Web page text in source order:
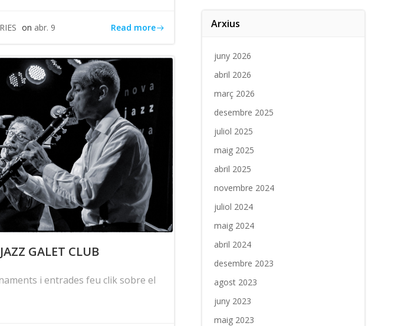
on abr. 9 Read more
GALET CLUB
i entrades feu clik sobre el
Arxius
juny 2026
abril 2026
març 2026
desembre 2025
juliol 2025
maig 2025
abril 2025
novembre 2024
juliol 2024
maig 2024
abril 2024
desembre 2023
agost 2023
juny 2023
maig 2023